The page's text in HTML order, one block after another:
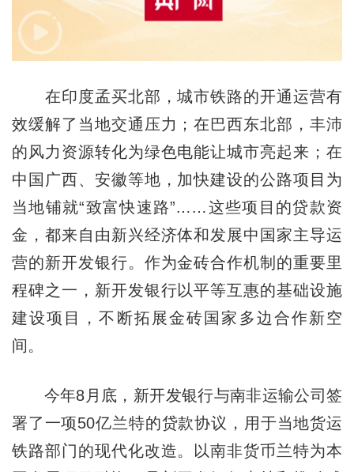
在印度孟买北部，城市铁路的开通运营有
效缓解了当地交通压力；在巴西东北部，丰沛
的风力资源转化为绿色电能让城市亮起来；在
中国广西、安徽等地，加快建设的公路项目为
当地铺就“致富快速路”……这些项目的贷款资
金，都来自由新兴经济体和发展中国家主导运
营的新开发银行。作为金砖合作机制的重要里
程碑之一，新开发银行以平等互惠的基础设施
建设项目，不断拓展金砖国家多边合作新空
间。
今年8月底，新开发银行与南非运输公司签
署了一项50亿兰特的贷款协议，用于当地货运
铁路部门的现代化改造。以南非货币兰特为本